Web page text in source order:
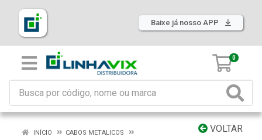
Baixe já nosso APP
0
VOLTAR
INÍCIO
CABOS METALICOS